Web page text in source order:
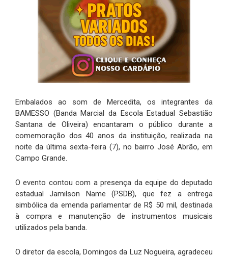
Embalados ao som de Mercedita, os integrantes da
BAMESSO (Banda Marcial da Escola Estadual Sebastião
Santana de Oliveira) encantaram o público durante a
comemoração dos 40 anos da instituição, realizada na
noite da última sexta-feira (7), no bairro José Abrão, em
Campo Grande.
O evento contou com a presença da equipe do deputado
estadual Jamilson Name (PSDB), que fez a entrega
simbólica da emenda parlamentar de R$ 50 mil, destinada
à compra e manutenção de instrumentos musicais
utilizados pela banda.
O diretor da escola, Domingos da Luz Nogueira, agradeceu